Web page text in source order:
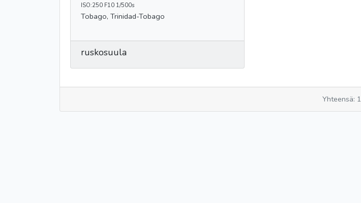
ISO:250 F10 1/500s
Tobago, Trinidad-Tobago
ruskosuula
Yhteensä: 1